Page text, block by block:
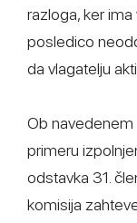
razloga, ker
posledico
da vlagatelju
Ob navedenem
primeru
odstavka 31.
komisija